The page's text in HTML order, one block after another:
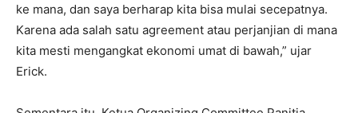
ke mana, dan saya berharap kita bisa mulai secepatnya.
Karena ada salah satu agreement atau perjanjian di mana
kita mesti mengangkat ekonomi umat di bawah,” ujar
Erick.